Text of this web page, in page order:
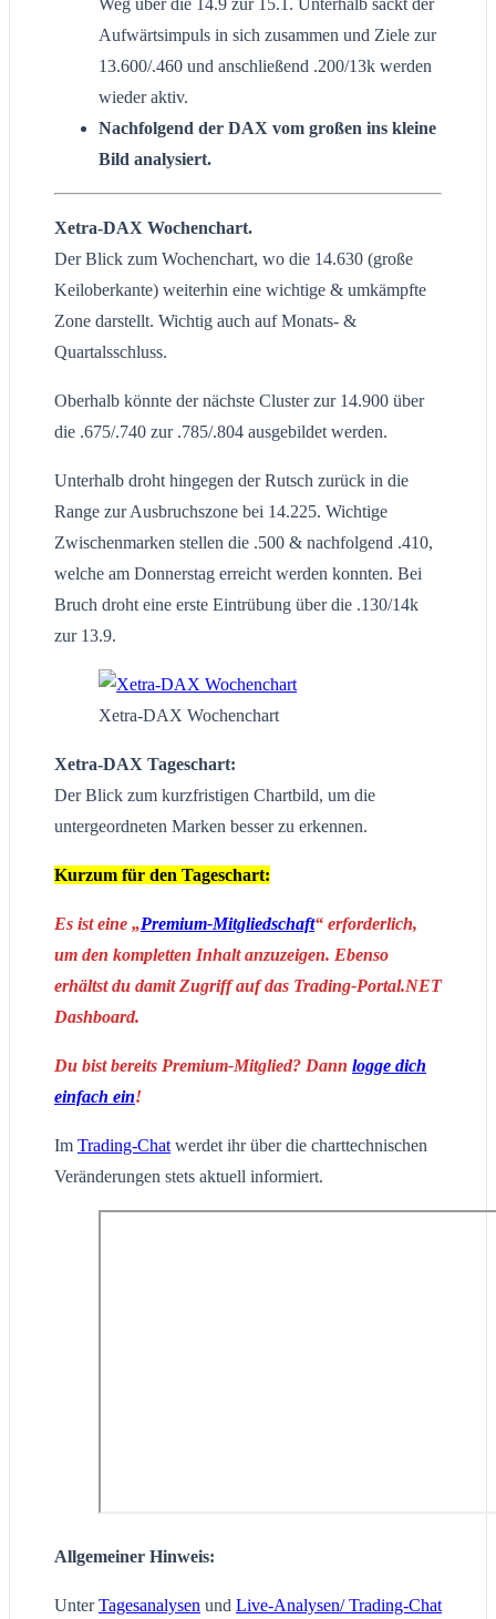
Aufwärtsimpuls in sich zusammen und Ziele zur
13.600/.460 und anschließend .200/13k werden
wieder aktiv.
Nachfolgend der DAX vom großen ins kleine
Bild analysiert.
Xetra-DAX Wochenchart.
Der Blick zum Wochenchart, wo die 14.630 (große
Keiloberkante) weiterhin eine wichtige & umkämpfte
Zone darstellt. Wichtig auch auf Monats- &
Quartalsschluss.
Oberhalb könnte der nächste Cluster zur 14.900 über
die .675/.740 zur .785/.804 ausgebildet werden.
Unterhalb droht hingegen der Rutsch zurück in die
Range zur Ausbruchszone bei 14.225. Wichtige
Zwischenmarken stellen die .500 & nachfolgend .410,
welche am Donnerstag erreicht werden konnten. Bei
Bruch droht eine erste Eintrübung über die .130/14k
zur 13.9.
Xetra-DAX Wochenchart
Xetra-DAX Tageschart:
Der Blick zum kurzfristigen Chartbild, um die
untergeordneten Marken besser zu erkennen.
Kurzum für den Tageschart:
Es ist eine „Premium-Mitgliedschaft“ erforderlich,
um den kompletten Inhalt anzuzeigen. Ebenso
erhältst du damit Zugriff auf das Trading-Portal.NET
Dashboard.
Du bist bereits Premium-Mitglied? Dann logge dich
einfach ein!
Im Trading-Chat werdet ihr über die charttechnischen
Veränderungen stets aktuell informiert.
Allgemeiner Hinweis:
UnterTagesanalysen und Live-Analysen/ Trading-Chat